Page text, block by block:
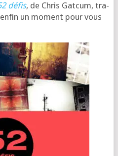
défis, de Chris Gat­cum, tra­
un moment pour vous